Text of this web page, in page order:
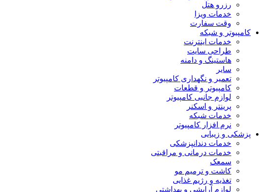
رزرو هتل
خدمات ویزا
وقت سفارت
کامپیوتر و شبکه
خدمات اینترنت
طراحی سایت
هاستینگ و دامنه
سایر
تعمیر و نگهداری کامپیوتر
کامپیوتر و قطعات
لوازم جانبی کامپیوتر
پرینتر و اسکنر
خدمات شبکه
نرم افزار کامپیوتر
پزشکی و زیبایی
خدمات دندانپزشکی
خدمات درمانی و مراقبتی
سمعک
کاشت و ترمیم مو
تغذیه و رژیم غذایی
لوازم آرایشی و بهداشتی